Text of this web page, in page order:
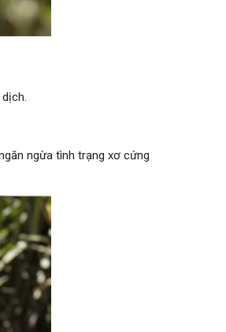
ngừa tình trạng xơ cứng